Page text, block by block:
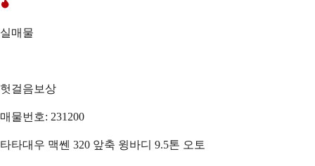
실매물
헛걸음보상
매물번호: 231200
타타대우 맥쎈 320 앞축 윙바디 9.5톤 오토